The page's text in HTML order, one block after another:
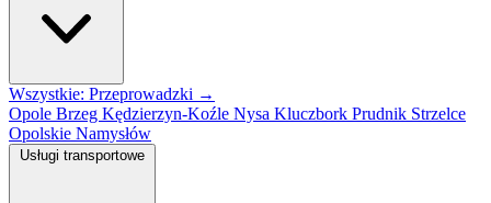
Wszystkie: Przeprowadzki →
Opole Brzeg Kędzierzyn-Koźle Nysa Kluczbork Prudnik Strzelce
Opolskie Namysłów
Usługi transportowe